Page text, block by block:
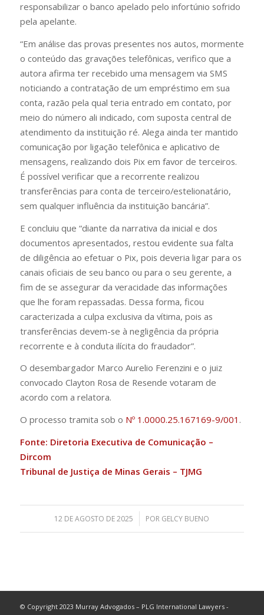
responsabilizar o banco apelado pelo infortúnio sofrido
pela apelante.
“Em análise das provas presentes nos autos, mormente
o conteúdo das gravações telefônicas, verifico que a
autora afirma ter recebido uma mensagem via SMS
noticiando a contratação de um empréstimo em sua
conta, razão pela qual teria entrado em contato, por
meio do número ali indicado, com suposta central de
atendimento da instituição ré. Alega ainda ter mantido
comunicação por ligação telefônica e aplicativo de
mensagens, realizando dois Pix em favor de terceiros.
É possível verificar que a recorrente realizou
transferências para conta de terceiro/estelionatário,
sem qualquer influência da instituição bancária”.
E concluiu que “diante da narrativa da inicial e dos
documentos apresentados, restou evidente sua falta
de diligência ao efetuar o Pix, pois deveria ligar para os
canais oficiais de seu banco ou para o seu gerente, a
fim de se assegurar da veracidade das informações
que lhe foram repassadas. Dessa forma, ficou
caracterizada a culpa exclusiva da vítima, pois as
transferências devem-se à negligência da própria
recorrente e à conduta ilícita do fraudador”.
O desembargador Marco Aurelio Ferenzini e o juiz
convocado Clayton Rosa de Resende votaram de
acordo com a relatora.
O processo tramita sob o Nº 1.0000.25.167169-9/001 .
Fonte: Diretoria Executiva de Comunicação –
Dircom
Tribunal de Justiça de Minas Gerais – TJMG
12 DE AGOSTO DE 2025
/ POR GELCY BUENO
© Copyright 2023 Murray Advogados – PLG International Lawyers -